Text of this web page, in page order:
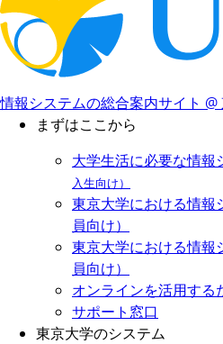
情報システムの総合案内サイト @
まずはここから
大学生活に必要な情報
入生向け）
東京大学における情報
員向け）
東京大学における情報
員向け）
オンラインを活用する
サポート窓口
東京大学のシステム